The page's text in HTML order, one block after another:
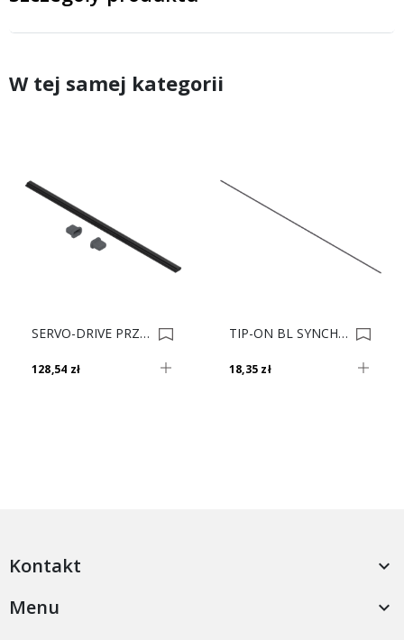
W tej samej kategorii
SERVO-DRIVE PRZEWÓD ELEKTR. 8m Z10K800AE 0004150
128,54 zł
TIP-ON BL SYNCHR.RELING 140cm T60.1125W 0009100
18,35 zł
Kontakt 
Menu 